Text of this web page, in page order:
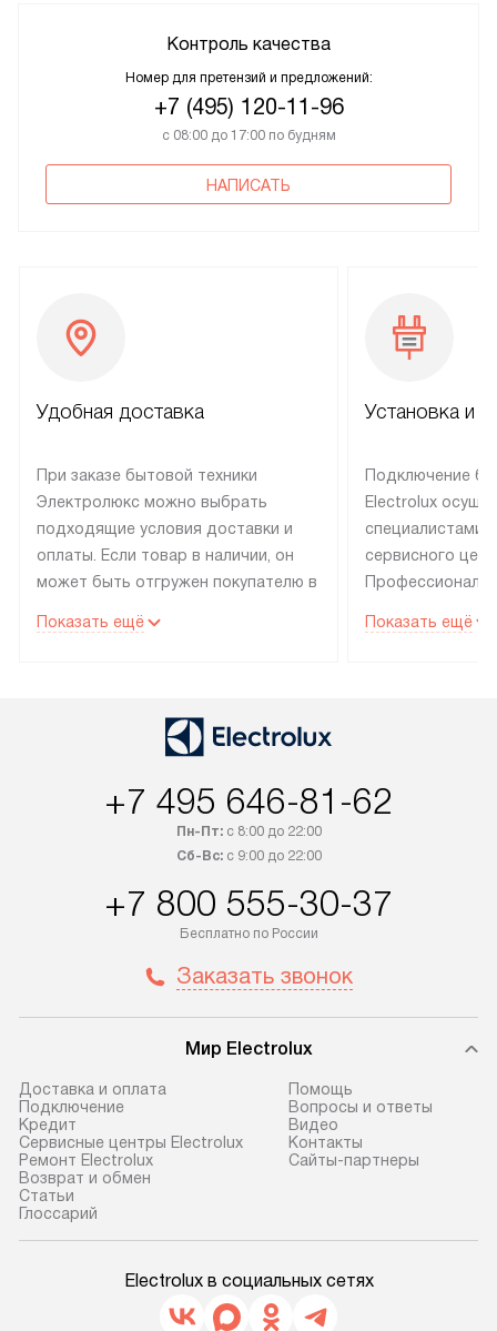
Контроль качества
Номер для претензий и предложений:
+7 (495) 120-11-96
с 08:00 до 17:00 по будням
НАПИСАТЬ
Удобная доставка
При заказе бытовой техники
Электролюкс можно выбрать
подходящие условия доставки и
оплаты. Если товар в наличии, он
может быть отгружен покупателю в
специальным лейблом
оплачивается дополнительно.
Возможна доставка товаров по
Показать ещё
Установка и
Подключение
Electrolux
специалистами
сервисного
эксплуатации
Показать ещё
+7 495 646-81-62
Пн-Пт:с 8:00 до 22:00
Сб-Вс:с 9:00 до 22:00
+7 800 555-30-37
Бесплатно по России
Заказать звонок
Мир Electrolux
Доставка и оплата
Подключение
Кредит
Сервисные центры Electrolux
Ремонт Electrolux
Возврат и обмен
Cтатьи
Глоссарий
Помощь
Вопросы и ответы
Видео
Контакты
Сайты-партнеры
Electrolux в социальных сетях